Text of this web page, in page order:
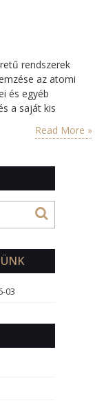
rendszerek
az atomi
és egyéb
a saját kis
Read More »
03